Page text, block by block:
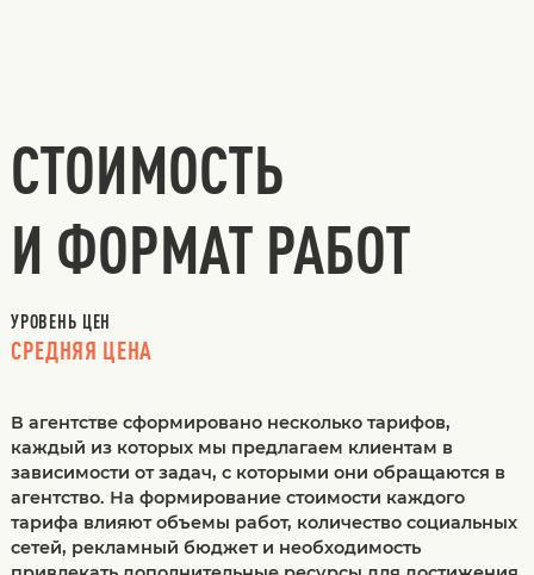
СТОИМОСТЬ
И ФОРМАТ РАБОТ
УРОВЕНЬ ЦЕН
СРЕДНЯЯ ЦЕНА
В агентстве сформировано несколько тарифов,
каждый из которых мы предлагаем клиентам в
зависимости от задач, с которыми они обращаются в
агентство. На формирование стоимости каждого
тарифа влияют объемы работ, количество социальных
сетей, рекламный бюджет и необходимость